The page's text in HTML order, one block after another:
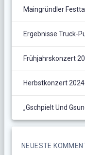
Maingründler
Ergebnisse Truck-
Frühjahrskonzert
Herbstkonzert 2024
„Gschpielt Und
NEUESTE